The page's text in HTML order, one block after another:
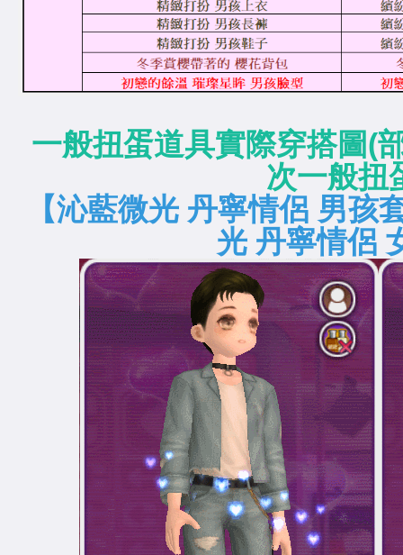
一般扭蛋道具實際穿搭圖(
次一般扭
【沁藍微光 丹寧情侶
光 丹寧情侶